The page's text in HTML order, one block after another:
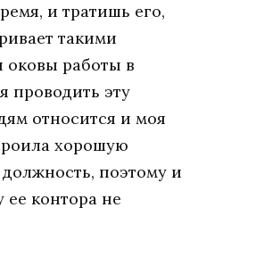
и тратишь его,
такими
оковы работы в
проводить эту
относится и моя
хорошую
поэтому и
ее контора не